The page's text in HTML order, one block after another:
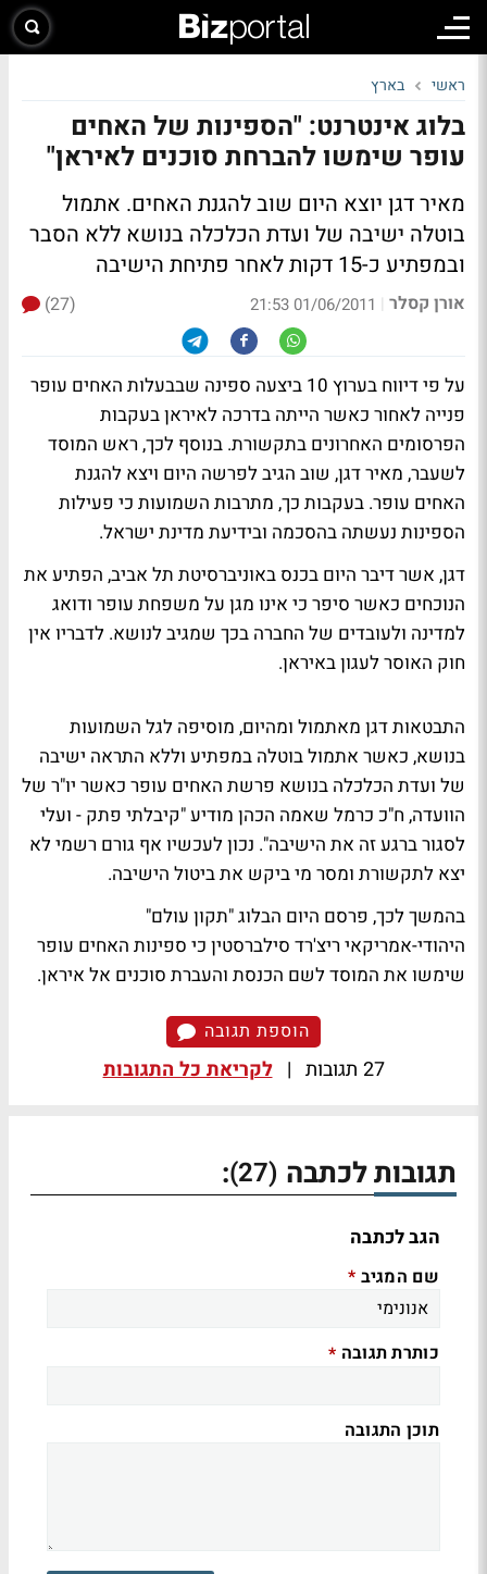
ראשי בארץ
בלוג אינטרנט: "הספינות של האחים
עופר שימשו להברחת סוכנים לאיראן"
מאיר דגן יוצא היום שוב להגנת האחים. אתמול
בוטלה ישיבה של ועדת הכלכלה בנושא ללא הסבר
ובמפתיע כ-15 דקות לאחר פתיחת הישיבה
אורן קסלר |
01/06/2011 21:53
(27)
על פי דיווח בערוץ 10 ביצעה ספינה שבבעלות האחים עופר
פנייה לאחור כאשר הייתה בדרכה לאיראן בעקבות
הפרסומים האחרונים בתקשורת. בנוסף לכך, ראש המוסד
לשעבר, מאיר דגן, שוב הגיב לפרשה היום ויצא להגנת
האחים עופר. בעקבות כך, מתרבות השמועות כי פעילות
הספינות נעשתה בהסכמה ובידיעת מדינת ישראל.
דגן, אשר דיבר היום בכנס באוניברסיטת תל אביב, הפתיע את
הנוכחים כאשר סיפר כי אינו מגן על משפחת עופר ודואג
למדינה ולעובדים של החברה בכך שמגיב לנושא. לדבריו אין
חוק האוסר לעגון באיראן.
התבטאות דגן מאתמול ומהיום, מוסיפה לגל השמועות
בנושא, כאשר אתמול בוטלה במפתיע וללא התראה ישיבה
של ועדת הכלכלה בנושא פרשת האחים עופר כאשר יו"ר של
הוועדה, ח"כ כרמל שאמה הכהן מודיע "קיבלתי פתק - ועלי
לסגור ברגע זה את הישיבה". נכון לעכשיו אף גורם רשמי לא
יצא לתקשורת ומסר מי ביקש את ביטול הישיבה.
בהמשך לכך, פרסם היום הבלוג "תקון עולם"
היהודי-אמריקאי ריצ'רד סילברסטין כי ספינות האחים עופר
שימשו את המוסד לשם הכנסת והעברת סוכנים אל איראן.
הוספת תגובה
27 תגובות | לקריאת כל התגובות
תגובות לכתבה (27)
:
הגב לכתבה
שם המגיב *
כותרת תגובה *
תוכן התגובה